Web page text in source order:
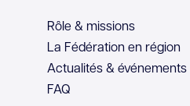
Rôle & missions
La Fédération en région
Actualités & événements
FAQ